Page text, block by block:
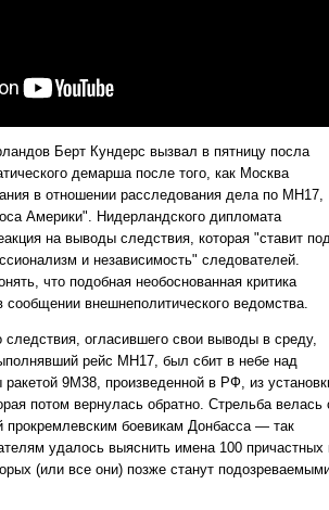
Берт Кундерс вызвал в пятницу посла
демарша после того, как Москва
в отношении расследования дела по МН17,
Америки". Нидерландского дипломата
на выводы следствия, которая "ставит под
и независимость" следователей.
что подобная необоснованная критика
сообщении внешнеполитического ведомства.
огласившего свои выводы в среду,
рейс MH17, был сбит в небе над
9М38, произведенной в РФ, из
потом вернулась обратно. Стрельба велась
прокремлевским боевикам Донбасса — так
удалось выяснить имена 100 причастных
(или все они) позже станут